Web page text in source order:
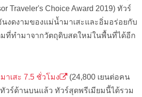
Traveler's Choice Award 2019) ทัวร์
งดงามของแม่น้ำมาเสะและอิ่มอร่อยกับ
ที่ทำมาจากวัตถุดิบสดใหม่ในพื้นที่ได้อีก
เสะ 7.5 ชั่วโมง
(24,800 เยนต่อคน
วร์ด้านบนแล้ว ทัวร์สุดพรีเมียมนี้ได้รวม